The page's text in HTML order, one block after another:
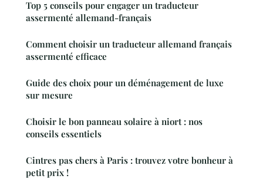
Top 5 conseils pour engager un traducteur
assermenté allemand-français
Comment choisir un traducteur allemand français
assermenté efficace
Guide des choix pour un déménagement de luxe
sur mesure
Choisir le bon panneau solaire à niort : nos
conseils essentiels
Cintres pas chers à Paris : trouvez votre bonheur à
petit prix !